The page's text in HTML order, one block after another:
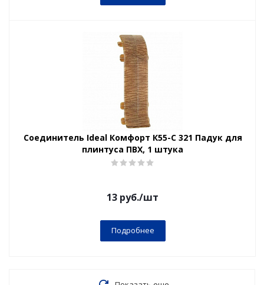
Соединитель Ideal Комфорт К55-С 321 Падук для
плинтуса ПВХ, 1 штука
13 руб./шт
Подробнее